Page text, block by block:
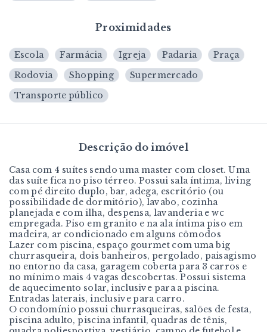
Proximidades
Escola Farmácia Igreja Padaria
Praça
Rodovia
Shopping
Supermercado
Transporte público
Descrição do imóvel
Casa com 4 suítes sendo uma master com closet. Uma
das suíte fica no piso térreo. Possui sala íntima, living
com pé direito duplo, bar, adega, escritório (ou
possibilidade de dormitório), lavabo, cozinha
planejada e com ilha, despensa, lavanderia e wc
empregada. Piso em granito e na ala íntima piso em
madeira, ar condicionado em alguns cômodos
Lazer com piscina, espaço gourmet com uma big
churrasqueira, dois banheiros, pergolado, paisagismo
no entorno da casa, garagem coberta para 3 carros e
no mínimo mais 4 vagas descobertas. Possui sistema
de aquecimento solar, inclusive para a piscina.
Entradas laterais, inclusive para carro.
O condomínio possui churrasqueiras, salões de festa,
piscina adulto, piscina infantil, quadras de tênis,